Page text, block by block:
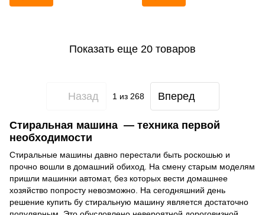
Показать еще 20 товаров
Назад 1 из 268 Вперед
Стиральная машина — техника первой
необходимости
Стиральные машины давно перестали быть роскошью и
прочно вошли в домашний обиход. На смену старым моделям
пришли машинки автомат, без которых вести домашнее
хозяйство попросту невозможно. На сегодняшний день
решение купить бу стиральную машину является достаточно